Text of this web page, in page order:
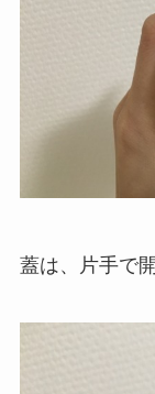
蓋は、片手で